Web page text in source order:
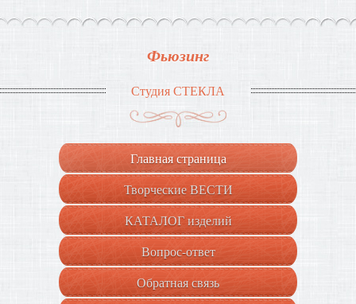
Фьюзинг
Студия СТЕКЛА
Главная страница
Творческие ВЕСТИ
КАТАЛОГ изделий
Вопрос-ответ
Обратная связь